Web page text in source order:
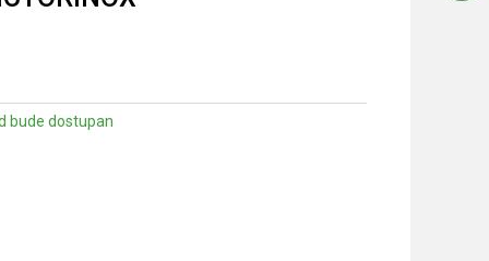
bude dostupan